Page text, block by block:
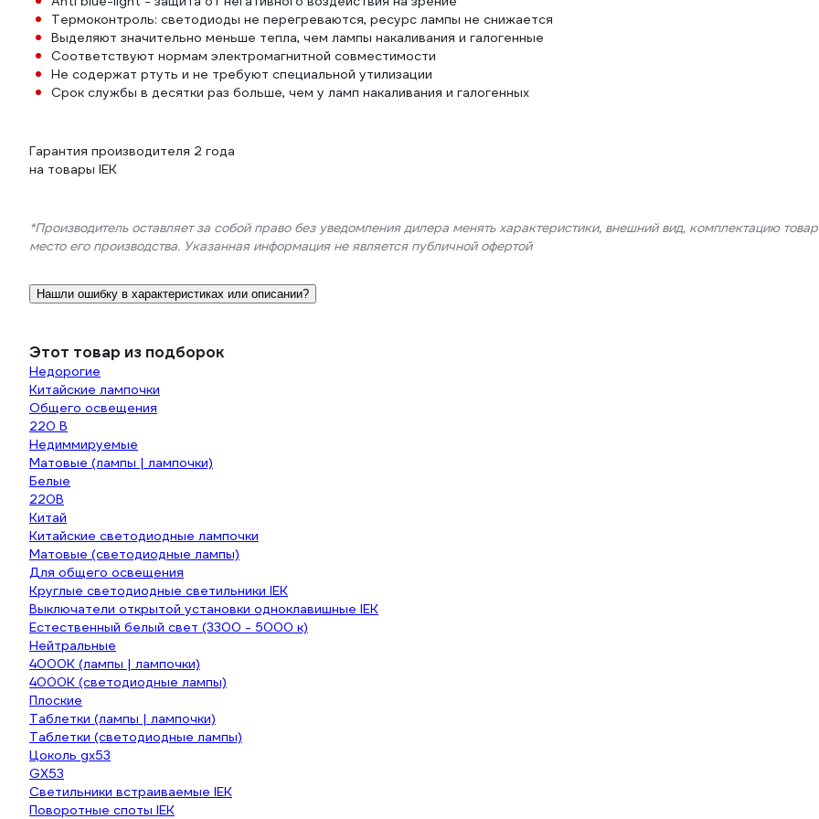
Термоконтроль: светодиоды не перегреваются, ресурс лампы не снижается
Выделяют значительно меньше тепла, чем лампы накаливания и галогенные
Соответствуют нормам электромагнитной совместимости
Не содержат ртуть и не требуют специальной утилизации
Срок службы в десятки раз больше, чем у ламп накаливания и галогенных
Гарантия производителя 2 года
на товары IEK
*Производитель оставляет за собой право без уведомления дилера менять характеристики, внешний вид, комплектацию
место его производства. Указанная информация не является публичной офертой
Нашли ошибку в характеристиках или описании?
Этот товар из подборок
Недорогие
Китайские лампочки
Общего освещения
220 В
Недиммируемые
Матовые (лампы | лампочки)
Белые
220В
Китай
Китайские светодиодные лампочки
Матовые (светодиодные лампы)
Для общего освещения
Круглые светодиодные светильники IEK
Выключатели открытой установки одноклавишные IEK
Естественный белый свет (3300 - 5000 к)
Нейтральные
4000К (лампы | лампочки)
4000К (светодиодные лампы)
Плоские
Таблетки (лампы | лампочки)
Таблетки (светодиодные лампы)
Цоколь gx53
GX53
Светильники встраиваемые IEK
Поворотные споты IEK